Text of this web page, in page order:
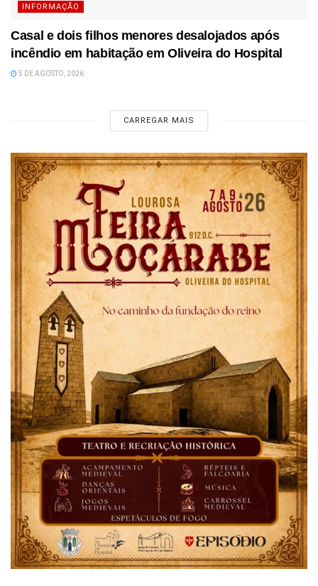
INFORMAÇÃO
Casal e dois filhos menores desalojados após
incêndio em habitação em Oliveira do Hospital
5 DE AGOSTO, 2026
CARREGAR MAIS